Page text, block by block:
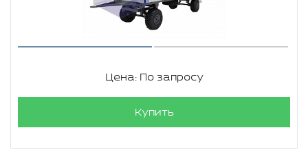
Цена: По запросу
Купить